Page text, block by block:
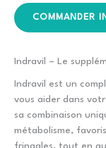
COMMANDER
Indravil – Le
Indravil est un
vous aider dans
sa combinaison
métabolisme,